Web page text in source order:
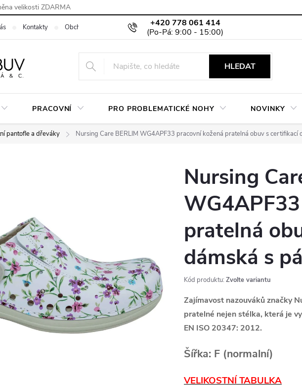
velikosti ZDARMA
+420 778 061 414
Kontakty Obchodní podmínky Podmínky ochrany osobních údajů
HLEDAT
PRACOVNÍ PRO PROBLEMATICKÉ NOHY NOVINKY
pantofle a dřeváky Nursing Care BERLIM WG4APF33 pracovní kožená pratelná obuv s certifikací
Nursing
pratelná
dámská s
Kód produktu: Zvolte variantu
Zajímavost nazouváků značky
pratelné nejen stélka, která je
EN ISO 20347: 2012.
Šířka: F (normalní)
VELIKOSTNÍ TABULKA